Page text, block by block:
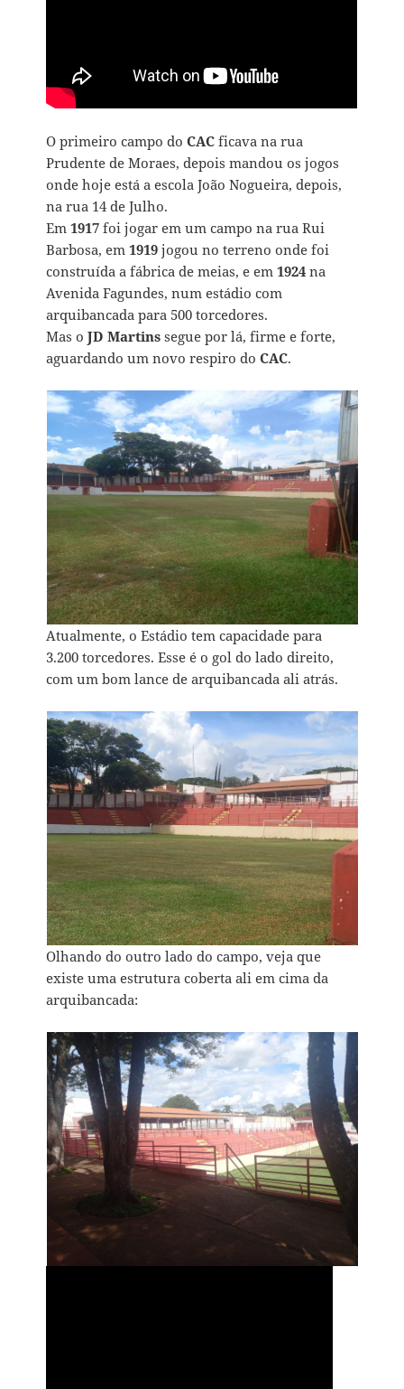
O primeiro campo doCAC ficava na rua
Prudente de Moraes, depois mandou os jogos
onde hoje está a escola João Nogueira, depois,
na rua 14 de Julho.
Em1917 foi jogar em um campo na rua Rui
Barbosa, em1919 jogou no terreno onde foi
construída a fábrica de meias, e em1924 na
Avenida Fagundes, num estádio com
arquibancada para 500 torcedores.
Mas oJD Martins segue por lá, firme e forte,
aguardando um novo respiro doCAC.
Atualmente, o Estádio tem capacidade para
3.200 torcedores. Esse é o gol do lado direito,
com um bom lance de arquibancada ali atrás.
Olhando do outro lado do campo, veja que
existe uma estrutura coberta ali em cima da
arquibancada: